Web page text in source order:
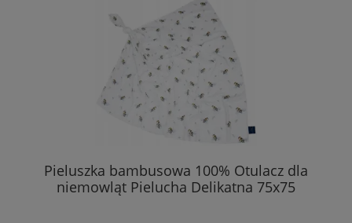
Pieluszka bambusowa 100% Otulacz dla
niemowląt Pielucha Delikatna 75x75